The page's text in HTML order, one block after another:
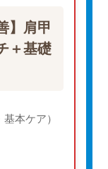
】肩甲
＋基礎
本ケア）